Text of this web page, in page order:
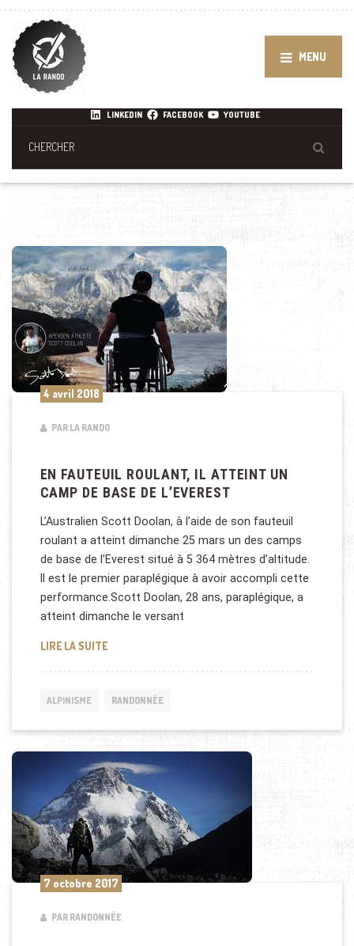
MENU
LINKEDIN FACEBOOK YOUTUBE
4 avril 2018
PAR LA RANDO
EN FAUTEUIL ROULANT, IL ATTEINT UN
CAMP DE BASE DE L’EVEREST
L’Australien Scott Doolan, à l’aide de son fauteuil
roulant a atteint dimanche 25 mars un des camps
de base de l’Everest situé à 5 364 mètres d’altitude.
Il est le premier paraplégique à avoir accompli cette
performance.Scott Doolan, 28 ans, paraplégique, a
atteint dimanche le versant
LIRE LA SUITEEN FAUTEUIL ROULANT, IL ATTEINT UN CAMP DE
ALPINISME RANDONNÉE
7 octobre 2017
PAR RANDONNÉE